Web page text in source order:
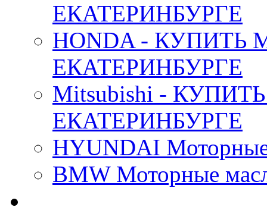
ЕКАТЕРИНБУРГЕ
HONDA -
ЕКАТЕРИНБУРГЕ
Mitsubishi -
ЕКАТЕРИНБУРГЕ
HYUNDAI
BMW Моторные